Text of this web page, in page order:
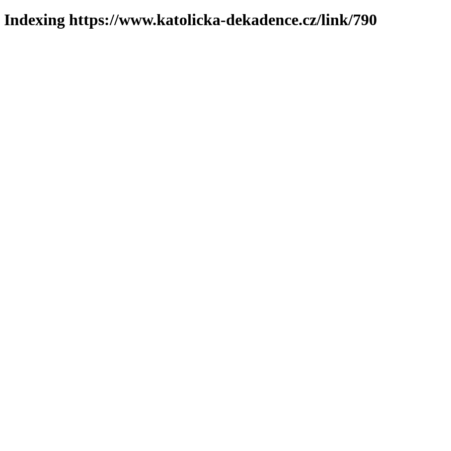
Indexing https://www.katolicka-dekadence.cz/link/790